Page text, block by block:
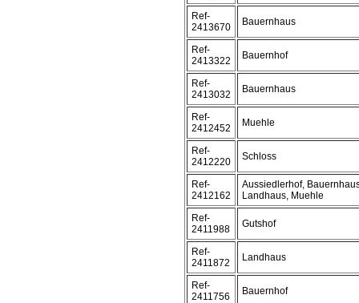
Ref-
2413670
Bauernhaus
Ref-
2413322
Bauernhof
Ref-
2413032
Bauernhaus
Ref-
2412452
Muehle
Ref-
2412220
Schloss
Ref-
2412162
Aussiedlerhof,
Landhaus, Muehle
Ref-
2411988
Gutshof
Ref-
2411872
Landhaus
Ref-
2411756
Bauernhof